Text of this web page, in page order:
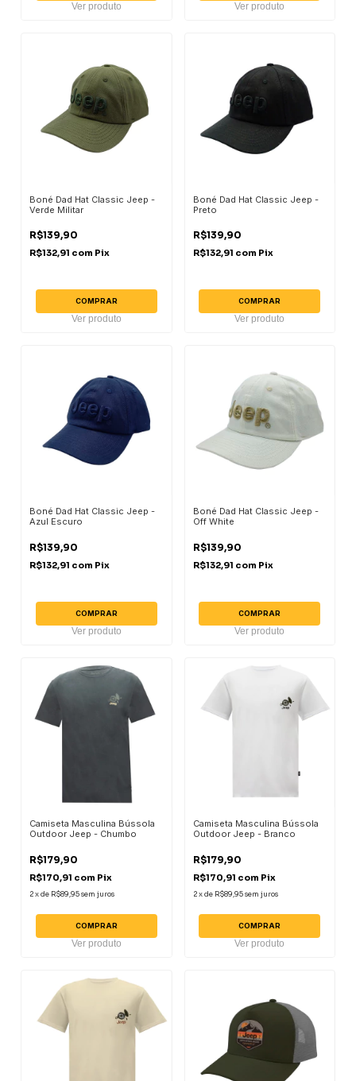
Ver produto Ver produto
Boné Dad Hat Classic Jeep -
Verde Militar
R$139,90
R$132,91 com Pix
COMPRAR
Ver produto
Boné Dad Hat Classic Jeep -
Preto
R$139,90
R$132,91 com Pix
COMPRAR
Ver produto
Boné Dad Hat Classic Jeep -
Azul Escuro
R$139,90
R$132,91 com Pix
COMPRAR
Ver produto
Boné Dad Hat Classic Jeep -
Off White
R$139,90
R$132,91 com Pix
COMPRAR
Ver produto
Camiseta Masculina Bússola
Outdoor Jeep - Chumbo
R$179,90
R$170,91 com Pix
2xde R$89,95sem juros
COMPRAR
Ver produto
Camiseta Masculina Bússola
Outdoor Jeep - Branco
R$179,90
R$170,91 com Pix
2 xde R$89,95 sem juros
COMPRAR
Ver produto